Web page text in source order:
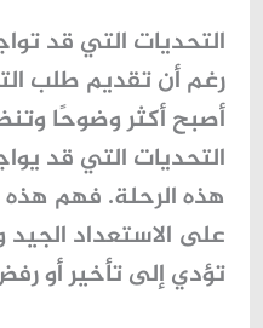
التحديات التي قد
رغم أن تقديم طلب
أصبح أكثر وضوحًا
التحديات التي قد
هذه الرحلة. فهم
على الاستعداد
تؤدي إلى تأخير أو